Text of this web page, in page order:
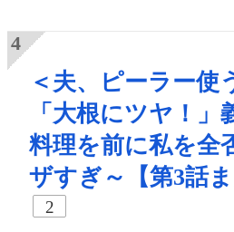
＜夫、ピーラー使
「大根にツヤ！」
料理を前に私を全
ザすぎ～【第3話ま
2